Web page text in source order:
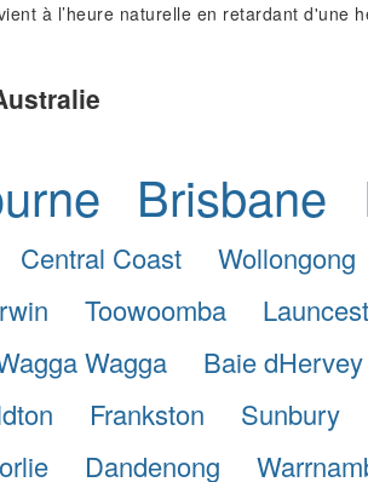
à l’heure naturelle en retardant d'une
Brisbane
Central Coast Wollongong
Toowoomba
Wagga Baie dHervey
Frankston Sunbury
Dandenong